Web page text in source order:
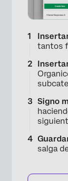
tantos
Signo
salga